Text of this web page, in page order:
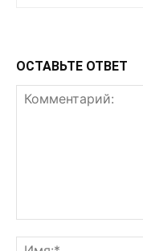
ОСТАВЬТЕ ОТВЕТ